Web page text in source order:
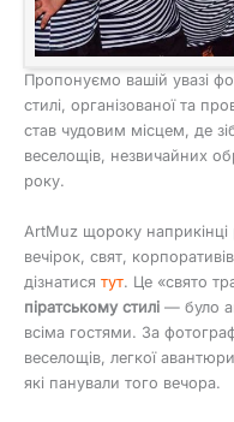
Пропонуємо вашій увазі
стилі, організованої та
став чудовим місцем, де
веселощів, незвичайних
року.
ArtMuz щороку наприкінці
вечірок, свят,
дізнатися тут. Це «свято
піратському стилі — було
всіма гостями. За
веселощів, легкої
які панували того вечора.